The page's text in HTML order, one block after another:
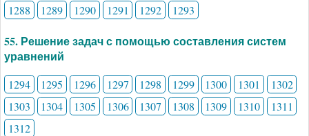
1288
1289 1290 1291 1292 1293
55. Решение задач с помощью составления систем
уравнений
1294 1295 1296 1297 1298 1299 1300 1301
1302
1303
1304 1305 1306 1307 1308 1309 1310
1311
1312